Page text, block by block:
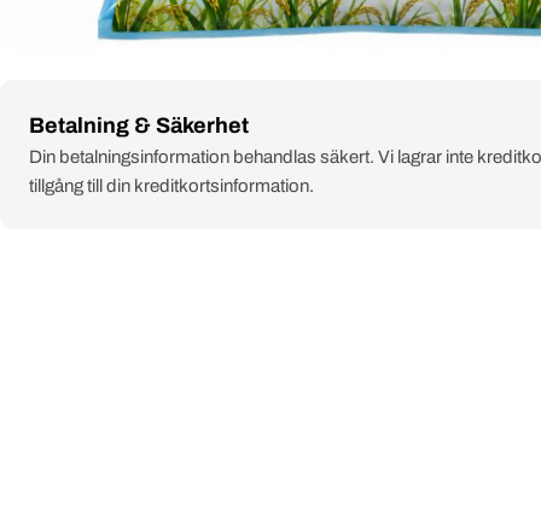
Betalning & Säkerhet
Payment
methods
Din betalningsinformation behandlas säkert. Vi lagrar inte
tillgång till din kreditkortsinformation.